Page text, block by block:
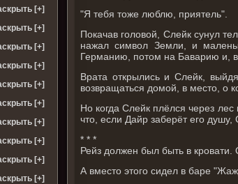
[+]
[+]
[+]
[+]
[+]
[+]
[+]
[+]
[+]
[+]
"Я тебя тоже люблю, приятель".
Покачав головой, Слейк сунул
нажал символ Земли, и
Германию, потом на Баварию и, в
Врата открылись и Слейк,
возвращаться домой, в место, о
Но когда Слейк плёлся через
что, если Дайр заберёт его
* * *
Рейз должен был быть в
А вместо этого сидел в баре